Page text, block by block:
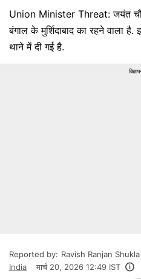
Union Minister Threat: जयंत
बंगाल के मुर्शिदाबाद का रहने वाला
थाने में दी गई है.
Reported by: Ravish Ranjan Shukla
India
मार्च 20, 2026 12:49 IST